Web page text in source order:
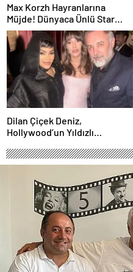
Max Korzh Hayranlarına
Müjde! Dünyaca Ünlü Star
İstanbul’da Canlı
Performansla Hayranlarıyla
Buluşuyor
Dilan Çiçek Deniz,
Hollywood’un Yıldızlı